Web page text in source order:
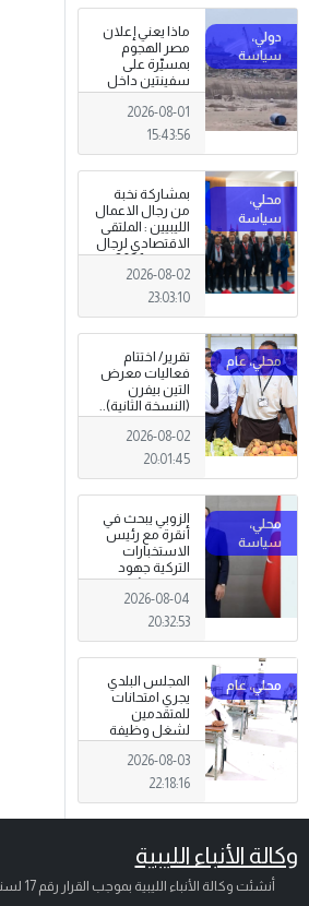
ماذا يعني إعلان
مصر الهجوم
بمسيّرة على
سفينتين داخل
ميناء دمياط؟
(قراءة تحليلية)
2026-08-01
15:43:56
بمشاركة نخبة
من رجال الاعمال
الليبيين : الملتقى
الاقتصادي لرجال
الاعمال 2026
تبدأ فعاليات
بمدينة سرت .
2026-08-02
23:03:10
تقرير/ اختتام
فعاليات معرض
التين بيفرن
(النسخة الثانية)..
تظاهرة وطنية
وصمود
للمزارعين في
2026-08-02
20:01:45
الزوبي يبحث في
أنقرة مع رئيس
الاستخبارات
التركية جهود
توحيد المؤسسة
العسكرية على
أسس مهنية
2026-08-04
20:32:53
المجلس البلدي
يجري امتحانات
للمتقدمين
لشغل وظيفة
مختار محلة .
2026-08-03
22:18:16
وكالة الأنباء الليبية
أنشئت وكالة الأنباء الليبية بموجب القرار رقم 17 لسنة 1964 الصادر بتاريخ